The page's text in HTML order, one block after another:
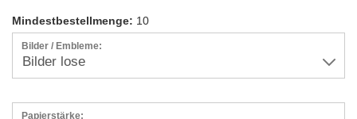
Mindestbestellmenge: 10
Bilder / Embleme:
Papierstärke: